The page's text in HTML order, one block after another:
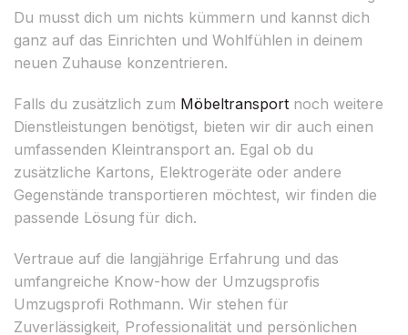
Du musst dich um nichts kümmern und kannst dich
ganz auf das Einrichten und Wohlfühlen in deinem
neuen Zuhause konzentrieren.
Falls du zusätzlich zum Möbeltransport noch weitere
Dienstleistungen benötigst, bieten wir dir auch einen
umfassenden Kleintransport an. Egal ob du
zusätzliche Kartons, Elektrogeräte oder andere
Gegenstände transportieren möchtest, wir finden die
passende Lösung für dich.
Vertraue auf die langjährige Erfahrung und das
umfangreiche Know-how der Umzugsprofis
Umzugsprofi Rothmann. Wir stehen für
Zuverlässigkeit, Professionalität und persönlichen